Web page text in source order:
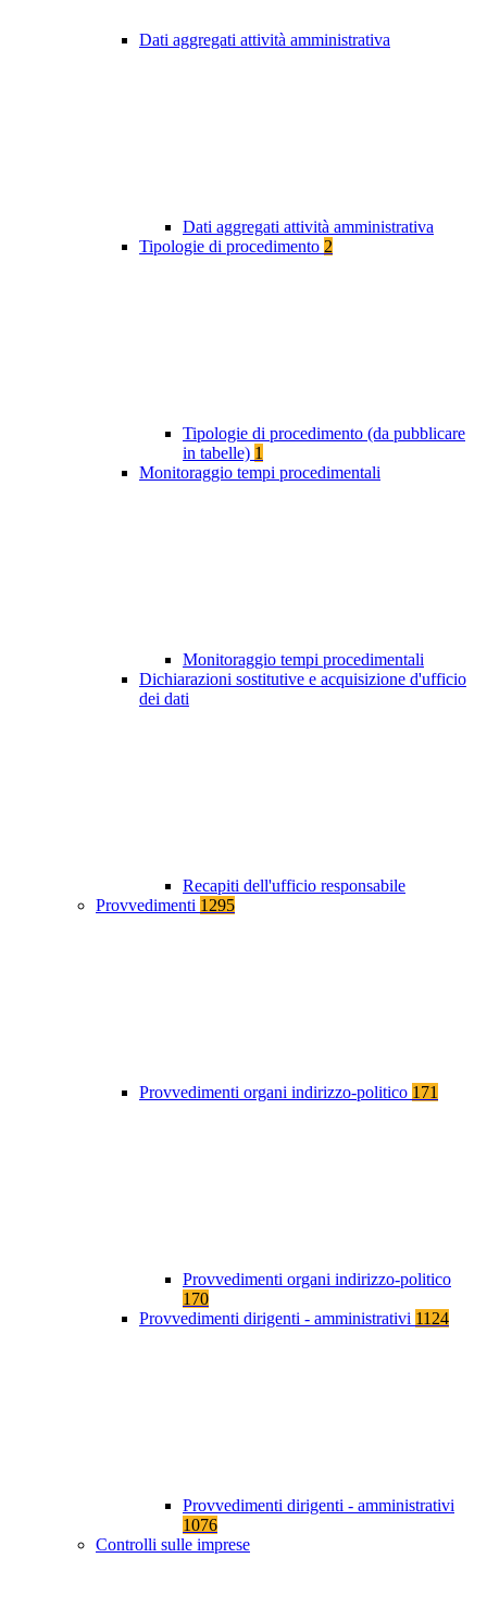
Dati aggregati attività amministrativa
Dati aggregati attività amministrativa
Tipologie di procedimento 2
Tipologie di procedimento (da pubblicare
in tabelle) 1
Monitoraggio tempi procedimentali
Monitoraggio tempi procedimentali
Dichiarazioni sostitutive e acquisizione d'ufficio
dei dati
Recapiti dell'ufficio responsabile
Provvedimenti 1295
Provvedimenti organi indirizzo-politico 171
Provvedimenti organi indirizzo-politico
170
Provvedimenti dirigenti - amministrativi 1124
Provvedimenti dirigenti - amministrativi
1076
Controlli sulle imprese